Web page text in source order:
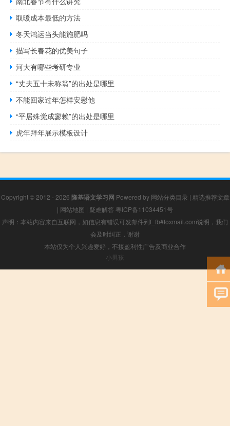
取暖成本最低的方法
冬天鸿运当头能施肥吗
描写长春花的优美句子
河大有哪些考研专业
“丈夫五十未称翁”的出处是哪里
不能回家过年怎样安慰他
“平居殊觉成寥赖”的出处是哪里
虎年拜年展示模板设计
Copyright © 2012 - 2026 隆基语文学习网 Powered by 网站分类目录 | 精选推荐文章
| 网站地图 | 疑难解答 粤ICP备11034451号
声明：本站内容来自互联网，如信息有错误可发邮件到f_fb#foxmail.com说明，我们
会及时纠正，谢谢
本站仅为个人兴趣爱好，不接盈利性广告及商业合作
小男孩